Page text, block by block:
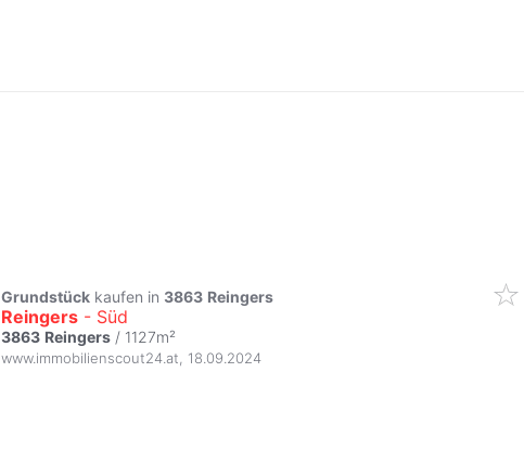
Grundstück kaufen in 3863 Reingers
Reingers - Süd
3863 Reingers / 1127m²
www.immobilienscout24.at 18.09.2024